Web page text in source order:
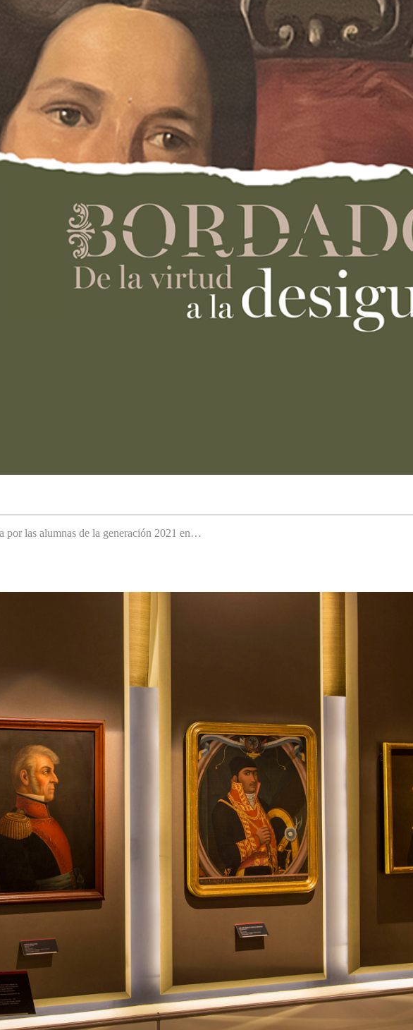
por las alumnas de la generación 2021 en…